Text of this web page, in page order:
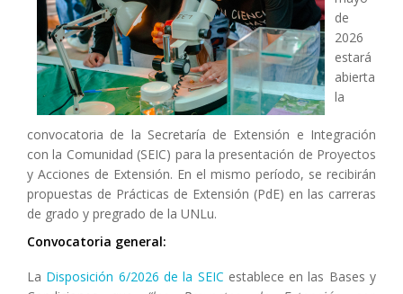
de
2026
estará
abierta
la
convocatoria de la Secretaría de Extensión e Integración
con la Comunidad (SEIC) para la presentación de Proyectos
y Acciones de Extensión. En el mismo período, se recibirán
propuestas de Prácticas de Extensión (PdE) en las carreras
de grado y pregrado de la UNLu.
Convocatoria general:
La Disposición 6/2026 de la SEIC establece en las Bases y